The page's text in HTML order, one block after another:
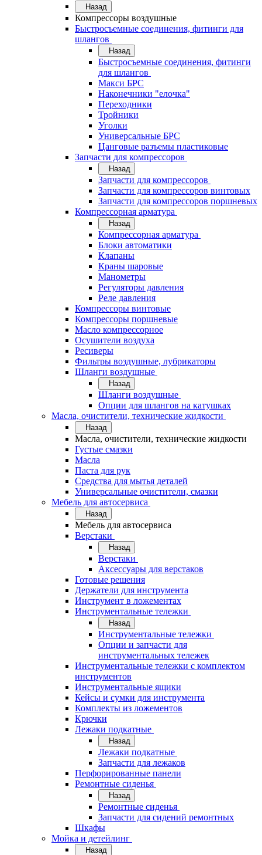
Назад
Компрессоры воздушные
Быстросъемные соединения, фитинги для
шлангов
Назад
Быстросъемные соединения, фитинги
для шлангов
Макси БРС
Наконечники "елочка"
Переходники
Тройники
Уголки
Универсальные БРС
Цанговые разъемы пластиковые
Запчасти для компрессоров
Назад
Запчасти для компрессоров
Запчасти для компрессоров винтовых
Запчасти для компрессоров поршневых
Компрессорная арматура
Назад
Компрессорная арматура
Блоки автоматики
Клапаны
Краны шаровые
Манометры
Регуляторы давления
Реле давления
Компрессоры винтовые
Компрессоры поршневые
Масло компрессорное
Осушители воздуха
Ресиверы
Фильтры воздушные, лубрикаторы
Шланги воздушные
Назад
Шланги воздушные
Опции для шлангов на катушках
Масла, очистители, технические жидкости
Назад
Масла, очистители, технические жидкости
Густые смазки
Масла
Паста для рук
Средства для мытья деталей
Универсальные очистители, смазки
Мебель для автосервиса
Назад
Мебель для автосервиса
Верстаки
Назад
Верстаки
Аксессуары для верстаков
Готовые решения
Держатели для инструмента
Инструмент в ложементах
Инструментальные тележки
Назад
Инструментальные тележки
Опции и запчасти для
инструментальных тележек
Инструментальные тележки с комплектом
инструментов
Инструментальные ящики
Кейсы и сумки для инструмента
Комплекты из ложементов
Крючки
Лежаки подкатные
Назад
Лежаки подкатные
Запчасти для лежаков
Перфорированные панели
Ремонтные сиденья
Назад
Ремонтные сиденья
Запчасти для сидений ремонтных
Шкафы
Мойка и детейлинг
Назад